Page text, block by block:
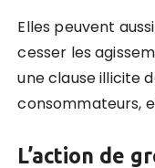
Elles peuvent
cesser les
une clause illicite
consommateurs,
L’action de